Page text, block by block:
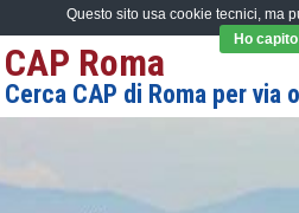
CAP Roma
Cerca CAP di Roma per via
Questo sito usa cookie tecnici, ma
Ho capito